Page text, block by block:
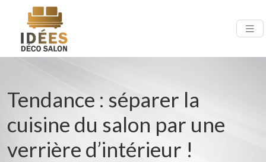
Tendance : séparer la
cuisine du salon par une
verrière d’intérieur !